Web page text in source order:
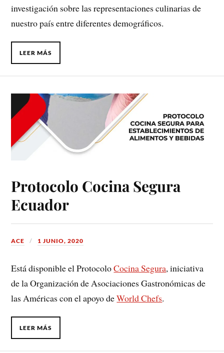
investigación sobre las representaciones culinarias de
nuestro país entre diferentes demográficos.
LEER MÁS
Protocolo Cocina Segura
Ecuador
ACE 1 JUNIO, 2020
Está disponible el ProtocoloCocina Segura, iniciativa
de la Organización de Asociaciones Gastronómicas de
las Américas con el apoyo deWorld Chefs.
LEER MÁS